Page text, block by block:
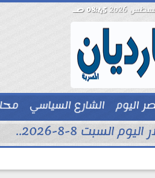
08:45 صـ
اليوم الشارع السياسي
بيزنس
السبت 8-8-2026..